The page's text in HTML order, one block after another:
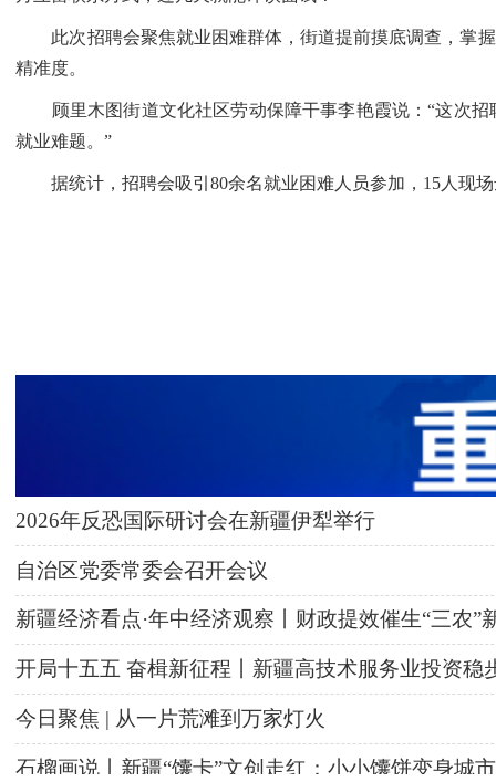
此次招聘会聚焦就业困难群体，街道提前摸底调查，掌握
精准度。
顾里木图街道文化社区劳动保障干事李艳霞说：“这次招
就业难题。”
据统计，招聘会吸引80余名就业困难人员参加，15人现场
2026年反恐国际研讨会在新疆伊犁举行
自治区党委常委会召开会议
新疆经济看点·年中经济观察丨财政提效催生“三农”
开局十五五 奋楫新征程丨新疆高技术服务业投资稳
今日聚焦 | 从一片荒滩到万家灯火
石榴画说丨新疆“馕卡”文创走红：小小馕饼变身城